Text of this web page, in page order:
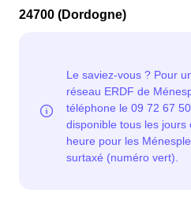
faisant attention à sa
Ménesplesiens éligibles. 💡🏠
uniquement les clients
choisie avant 1998. Elle
de 20% par rapport au tarif
24700 (Dordogne)